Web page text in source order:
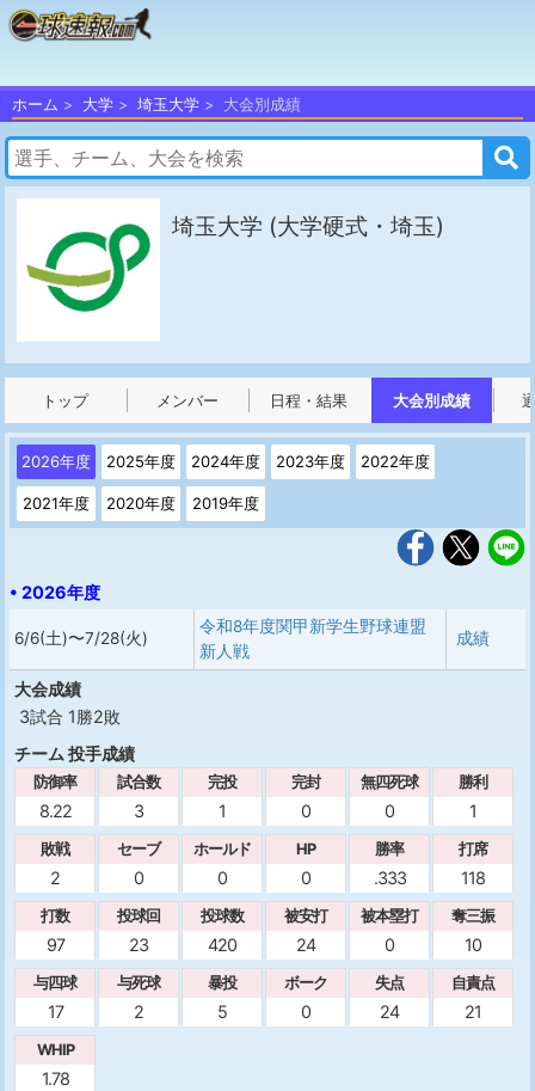
ホーム 大学 埼玉大学 大会別成績
埼玉大学 (大学硬式・埼玉)
トップ メンバー 日程・結果 大会別成績
2026年度 2025年度 2024年度 2023年度 2022年度
2021年度 2020年度 2019年度
• 2026年度
6/6(土)〜7/28(火)
令和8年度関甲新学生野球連盟
新人戦
成績
大会成績
3試合 1勝2敗
チーム 投手成績
防御率
8.22
試合数
3
完投
1
完封
0
無四死球
0
勝利
1
敗戦
2
セーブ
0
ホールド
0
HP
0
勝率
.333
打席
118
打数
97
投球回
23
投球数
420
被安打
24
被本塁打
0
奪三振
10
与四球
17
与死球
2
暴投
5
ボーク
0
失点
24
自責点
21
WHIP
1.78